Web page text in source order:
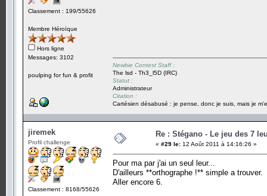
Classement : 199/55626
Membre Héroïque
Hors ligne
Messages: 3102
poulping for fun & profit
Newbie Contest Staff :
The lsd - Th3_l5D (IRC)
Statut :
Administrateur
Citation :
Cartésien désabusé : je pense, donc je suis, mais je
jiremek
Profil challenge
Classement : 8168/55626
Re : Stégano - Le jeu des 7
« #29 le: 12 Août 2011 à 14:16:26 »
Pour ma par j'ai un seul leur...
D'ailleurs **orthographe !** simple a trouver.
Aller encore 6.